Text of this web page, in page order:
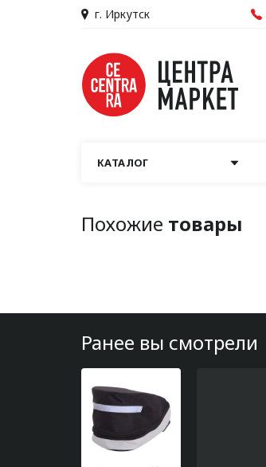
г. Иркутск
КАТАЛОГ
Похожие товары
Ранее вы смотрели